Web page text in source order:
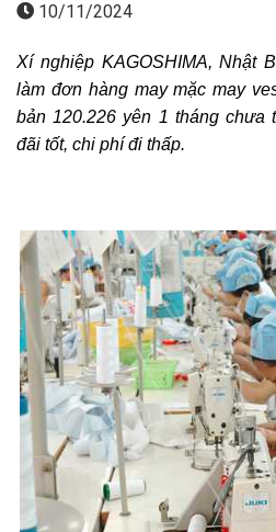
10/11/2024
Xí nghiệp KAGOSHIMA, Nhật
làm đơn hàng may mặc may
bản 120.226 yên 1 tháng chưa
đãi tốt, chi phí đi thấp.